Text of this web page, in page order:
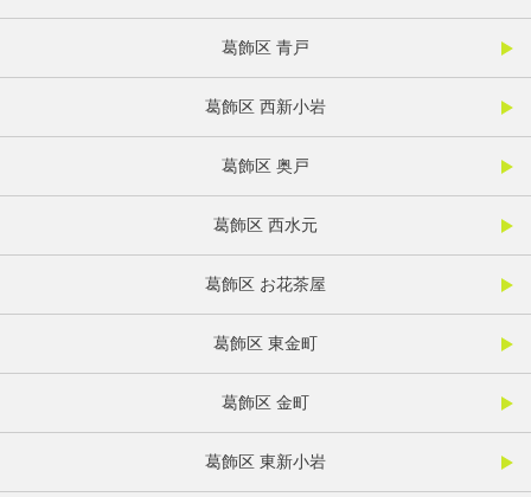
葛飾区 青戸
葛飾区 西新小岩
葛飾区 奥戸
葛飾区 西水元
葛飾区 お花茶屋
葛飾区 東金町
葛飾区 金町
葛飾区 東新小岩